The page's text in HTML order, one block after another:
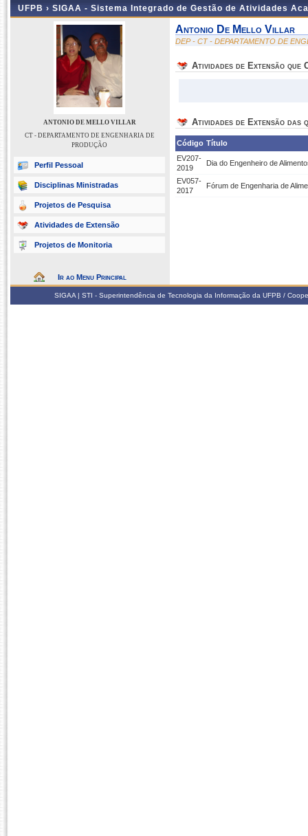
UFPB › SIGAA - Sistema Integrado de Gestão de Atividades
ANTONIO DE MELLO VILLAR
CT - DEPARTAMENTO DE ENGENHARIA DE
PRODUÇÃO
Perfil Pessoal
Disciplinas Ministradas
Projetos de Pesquisa
Atividades de Extensão
Projetos de Monitoria
Ir ao Menu Principal
Antonio De Mello Villar
DEP - CT - DEPARTAMENTO DE
Atividades de Extensão que
Atividades de Extensão das
Código Título
EV207-
2019
Dia do Engenheiro de
EV057-
2017
Fórum de Engenharia de
SIGAA | STI - Superintendência de Tecnologia da Informação da UFPB /